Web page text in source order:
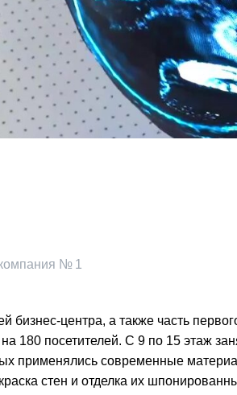
бизнес-центра, а также часть
180 посетителей. С 9 по 15 этаж
применялись современные
стен и отделка их
№ 1